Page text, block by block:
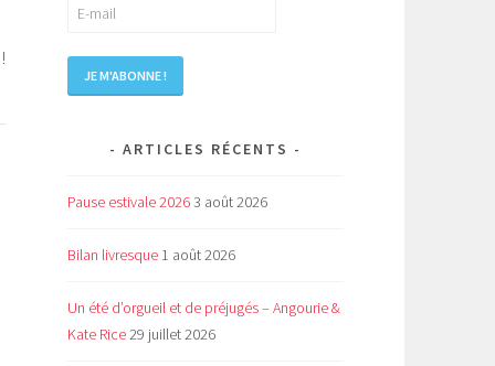
ARTICLES RÉCENTS
Pause estivale 20263 août 2026
Bilan livresque 1 août 2026
Un été d’orgueil et de préjugés – Angourie &
Kate Rice29 juillet 2026